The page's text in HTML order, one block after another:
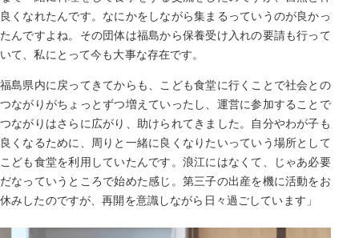
良くなれたんです。なにかをしながら集まるっていうのが良かっ
たんですよね。その団体は福島から保養受け入れの要請も行って
いて、私にとって今も大事な存在です。
福島県内に戻ってきてからも、こども食堂に行くことで社会との
つながりがちょっとずつ増えていったし、運営に参加することで
つながりはさらに広がり、助けられてきました。自分やわが子も
良くなるために、周りと一緒に良くなりたいっていう場所として
こども食堂を利用していたんです。浪江にはなくて、じゃあ必要
だなっていうところで始めた感じ。第三子の出産を機に活動をお
休みしたのですが、再開を意識しながら日々過ごしています」